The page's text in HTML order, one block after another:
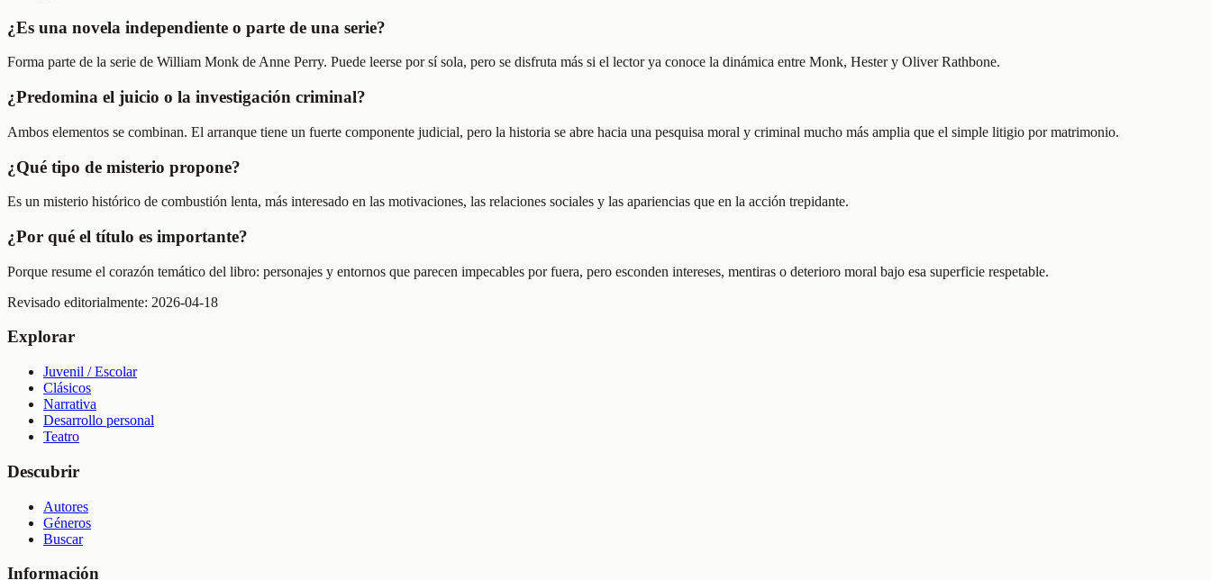
¿Es una novela independiente o parte de una serie?
Forma parte de la serie de William Monk de Anne Perry. Puede leerse por sí sola, pero se disfruta más si el lector ya conoce la dinámica entre Monk, Hester y Oliver Rathbone.
¿Predomina el juicio o la investigación criminal?
Ambos elementos se combinan. El arranque tiene un fuerte componente judicial, pero la historia se abre hacia una pesquisa moral y criminal mucho más amplia que el simple litigio por matrimonio.
¿Qué tipo de misterio propone?
Es un misterio histórico de combustión lenta, más interesado en las motivaciones, las relaciones sociales y las apariencias que en la acción trepidante.
¿Por qué el título es importante?
Porque resume el corazón temático del libro: personajes y entornos que parecen impecables por fuera, pero esconden intereses, mentiras o deterioro moral bajo esa superficie respetable.
Revisado editorialmente: 2026-04-18
Explorar
Juvenil / Escolar
Clásicos
Narrativa
Desarrollo personal
Teatro
Descubrir
Autores
Géneros
Buscar
Información